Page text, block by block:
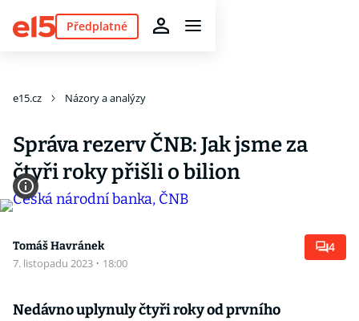
Předplatné
e15.cz Názory a analýzy
Správa rezerv ČNB: Jak jsme za
čtyři roky přišli o bilion
Tomáš Havránek
7. listopadu 2023 · 18:00
4
Nedávno uplynuly čtyři roky od prvního